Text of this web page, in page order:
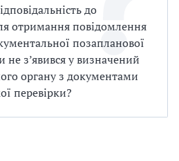
до
отримання повідомлення
позапланової
не з’явився у визначений
органу з документами
перевірки?